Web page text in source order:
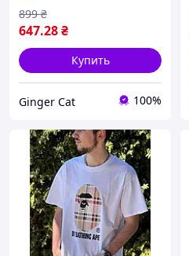
647.28₴
899 ₴
Купить
Ginger Cat 100%